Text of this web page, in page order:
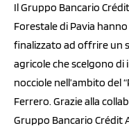
Il Gruppo Bancario
Forestale di Pavia
finalizzato ad offrire un
agricole che scelgono
nocciole nell’ambito del
Ferrero. Grazie alla
Gruppo Bancario Crédit